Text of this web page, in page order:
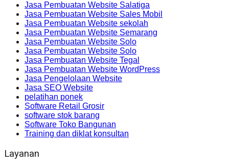
Jasa Pembuatan Website Salatiga
Jasa Pembuatan Website Sales Mobil
Jasa Pembuatan Website sekolah
Jasa Pembuatan Website Semarang
Jasa Pembuatan Website Solo
Jasa Pembuatan Website Solo
Jasa Pembuatan Website Tegal
Jasa Pembuatan Website WordPress
Jasa Pengelolaan Website
Jasa SEO Website
pelatihan ponek
Software Retail Grosir
software stok barang
Software Toko Bangunan
Training dan diklat konsultan
Layanan